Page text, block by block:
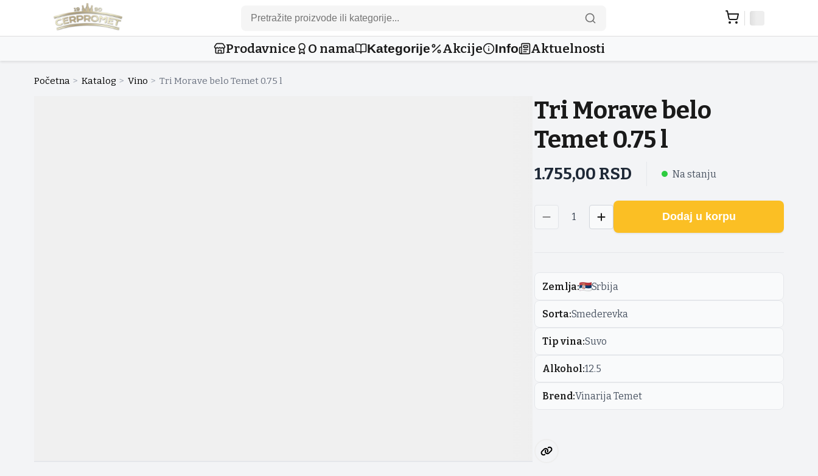
Prodavnice O nama Kategorije Akcije Info Aktuelnosti
Početna > Katalog > Vino > Tri Morave belo Temet 0.75 l
Tri Morave belo
Temet 0.75 l
1.755,00 RSD Na stanju
1 Dodaj u korpu
Zemlja: Srbija
Sorta:Smederevka
Tip vina:Suvo
Alkohol:12.5
Brend:Vinarija Temet